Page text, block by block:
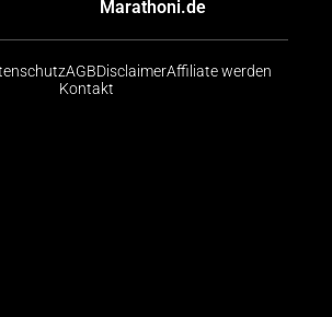
Marathoni.de
AGBDisclaimerAffiliate werden
Kontakt